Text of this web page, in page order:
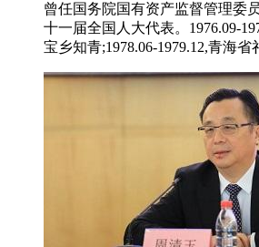
曾任国务院国有资产监督管理委
十一届全国人大代表。1976.09-
宝乡知青;1978.06-1979.12,青海